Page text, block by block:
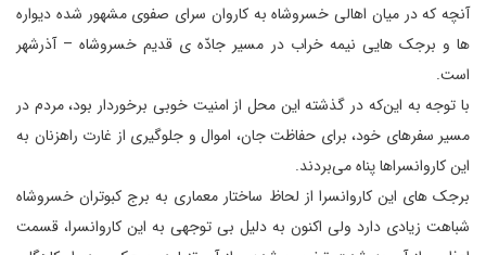
آنچه که در میان اهالی خسروشاه به کاروان سرای صفوی مشهور شده دیواره
ها و برجک هایی نیمه خراب در مسیر جادّه ی قدیم خسروشاه – آذرشهر
است.
با توجه به این‌که در گذشته این محل از امنیت خوبی برخوردار بود، مردم در
مسیر سفرهای خود، برای حفاظت جان، اموال و جلوگیری از غارت راهزنان به
این کاروانسراها پناه می‌بردند.
برجک های این کاروانسرا از لحاظ ساختار معماری به برج کبوتران خسروشاه
شباهت زیادی دارد ولی اکنون به دلیل بی توجهی به این کاروانسرا، قسمت